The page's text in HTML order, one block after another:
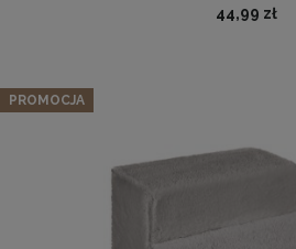
Podkładka korkowa z
44,99 zł
PROMOCJA